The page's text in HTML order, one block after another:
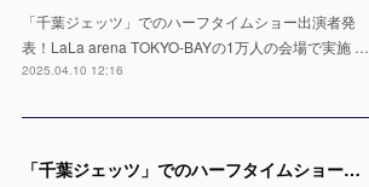
「千葉ジェッツ」でのハーフタイムショー出演者発
表！LaLa arena TOKYO-BAYの1万人の会場で実施 …
2025.04.10 12:16
「千葉ジェッツ」でのハーフタイムショー出演決定！LaLa arena TOKYO-BAYの1万人の会場で実施 ※4月12日 & 13日